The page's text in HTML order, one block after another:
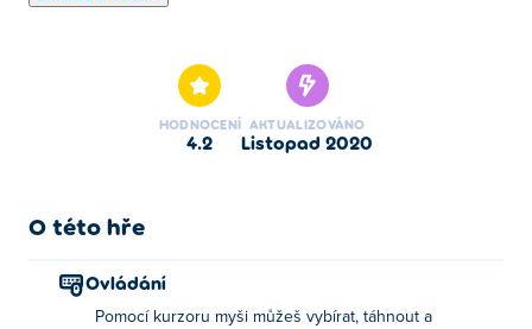
HODNOCENÍ
4.2
AKTUALIZOVÁNO
listopad 2020
O této hře
Ovládání
Pomocí kurzoru myši můžeš vybírat, táhnout a